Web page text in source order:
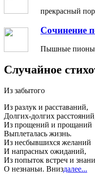
прекрасный
Сочинение
Пышные пионы,
Случайное
Из забытого
Из разлук и расставаний,
Долгих-долгих
Из прощений и прощаний
Выплеталась жизнь.
Из несбывшихся желаний
И напрасных ожиданий,
Из попыток встреч и
О незнаньи. Вниздалее...